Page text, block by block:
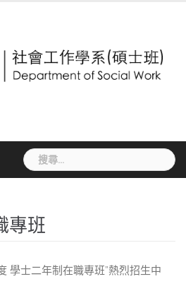
搜
尋
字:
專班
學士二年制在職專班”熱烈招生中